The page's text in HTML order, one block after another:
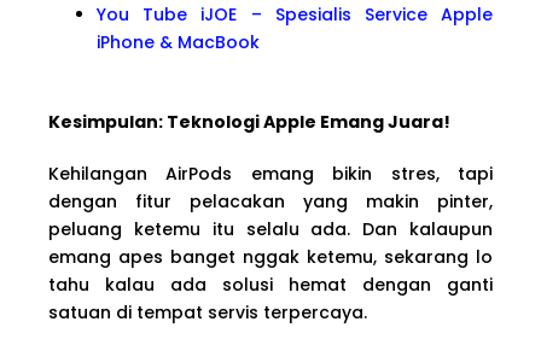
You Tube iJOE – Spesialis Service Apple
iPhone & MacBook
Kesimpulan: Teknologi Apple Emang Juara!
Kehilangan AirPods emang bikin stres, tapi
dengan fitur pelacakan yang makin pinter,
peluang ketemu itu selalu ada. Dan kalaupun
emang apes banget nggak ketemu, sekarang lo
tahu kalau ada solusi hemat dengan ganti
satuan di tempat servis terpercaya.